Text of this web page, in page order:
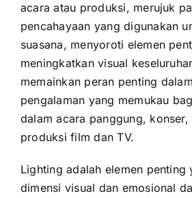
acara atau produksi, merujuk
pencahayaan yang digunakan
suasana, menyoroti elemen
meningkatkan visual
memainkan peran penting
pengalaman yang memukau
dalam acara panggung, konser,
produksi film dan TV.
Lighting adalah elemen penting
dimensi visual dan emosional